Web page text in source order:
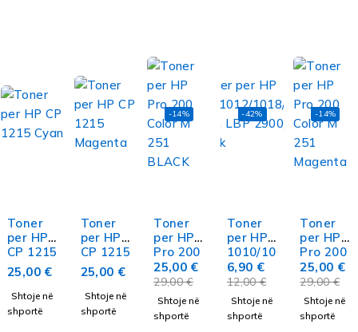
Toner
per HP
CP 1215
Cyan
25,00 €
Shtoje në
shportë
Toner
per HP
CP 1215
Magent
a
25,00 €
Shtoje në
shportë
-14%
Toner
per HP
Pro 200
Color M
251
BLACK
29,00€
25,00 €
Shtoje në
shportë
-42%
Toner
per HP
1010/10
12/1018
/1020/
Canon
LBP
2900/30
12,00€
6,90 €
Shtoje në
shportë
-14%
Toner
per HP
Pro 200
Color M
251
Magent
a
29,00€
25,00 €
Shtoje në
shportë